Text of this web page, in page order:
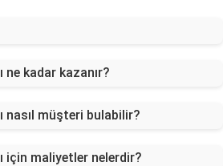
kadar kazanır?
nasıl müşteri bulabilir?
için maliyetler nelerdir?